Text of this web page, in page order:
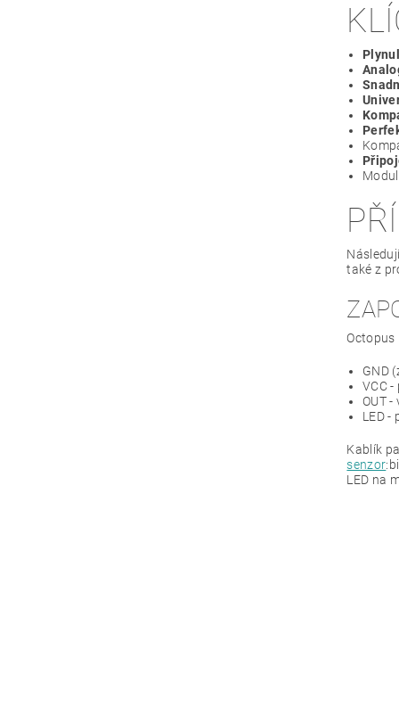
také z
Octopus
GND
VCC
OUT
LED -
Kablík
senzor
LED na